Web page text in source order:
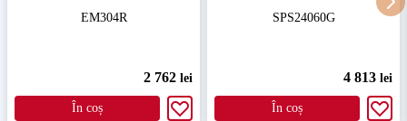
EM304R
2 762 lei
În coș
SPS24060G
4 813 lei
În coș